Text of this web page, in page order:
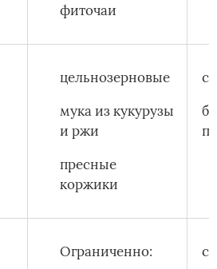
фиточаи
цельнозерновые
мука из кукурузы
и ржи
пресные
коржики
Ограниченно: